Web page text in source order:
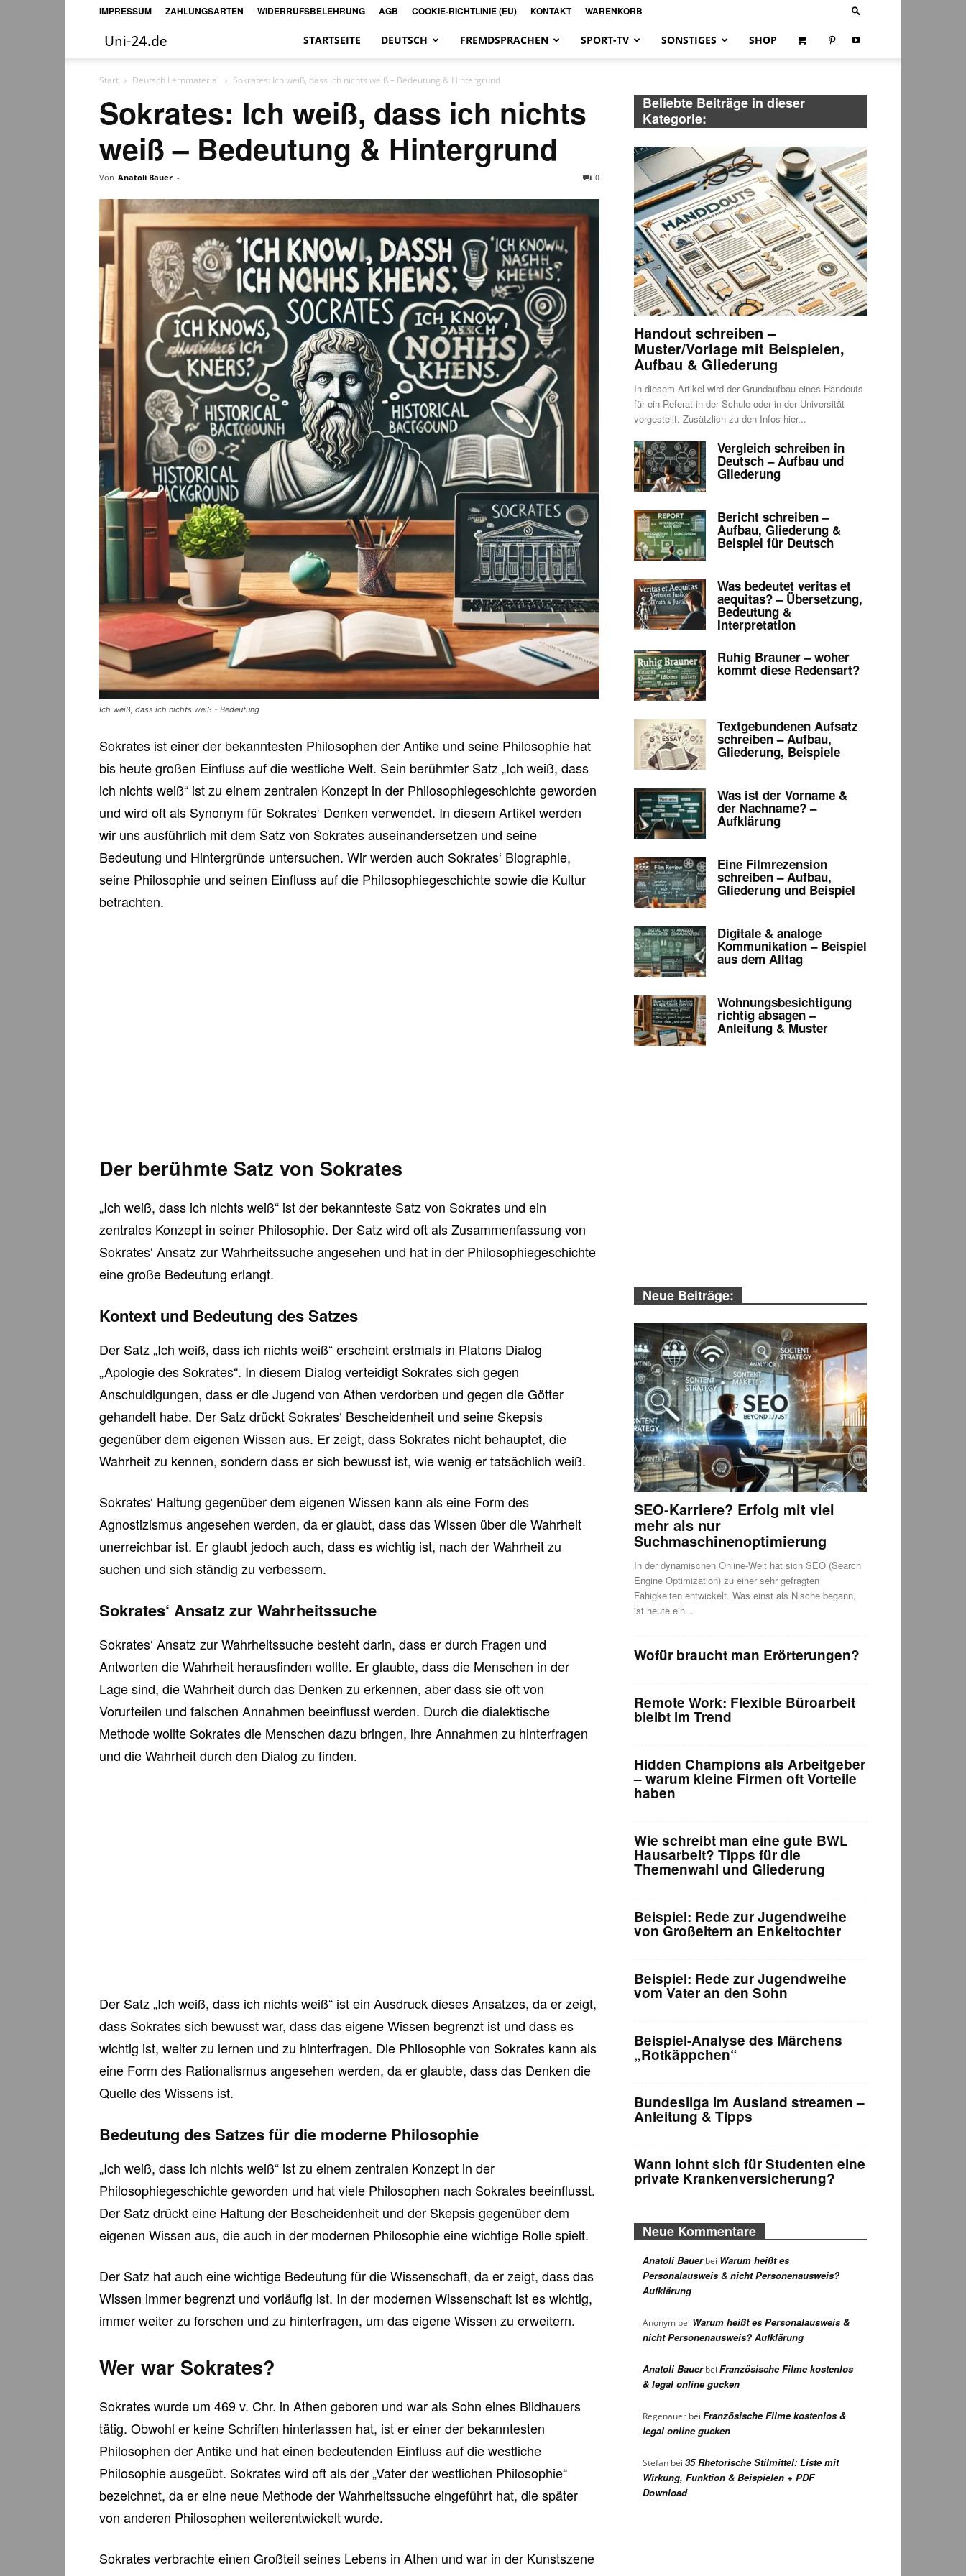
IMPRESSUM ZAHLUNGSARTEN WIDERRUFSBELEHRUNG AGB COOKIE-RICHTLINIE (EU) KONTAKT WARENKORB
STARTSEITE DEUTSCH FREMDSPRACHEN SPORT-TV SONSTIGES SHOP
Start Deutsch Lernmaterial Sokrates: Ich weiß, dass ich nichts weiß – Bedeutung & Hintergrund
Sokrates: Ich weiß, dass ich nichts
weiß – Bedeutung & Hintergrund
Von Anatoli Bauer - 0
Ich weiß, dass ich nichts weiß - Bedeutung
Sokrates ist einer der bekanntesten Philosophen der Antike und seine Philosophie hat
bis heute großen Einfluss auf die westliche Welt. Sein berühmter Satz „Ich weiß, dass
ich nichts weiß“ ist zu einem zentralen Konzept in der Philosophiegeschichte geworden
und wird oft als Synonym für Sokrates‘ Denken verwendet. In diesem Artikel werden
wir uns ausführlich mit dem Satz von Sokrates auseinandersetzen und seine
Bedeutung und Hintergründe untersuchen. Wir werden auch Sokrates‘ Biographie,
seine Philosophie und seinen Einfluss auf die Philosophiegeschichte sowie die Kultur
betrachten.
Der berühmte Satz von Sokrates
„Ich weiß, dass ich nichts weiß“ ist der bekannteste Satz von Sokrates und ein
zentrales Konzept in seiner Philosophie. Der Satz wird oft als Zusammenfassung von
Sokrates‘ Ansatz zur Wahrheitssuche angesehen und hat in der Philosophiegeschichte
eine große Bedeutung erlangt.
Kontext und Bedeutung des Satzes
Der Satz „Ich weiß, dass ich nichts weiß“ erscheint erstmals in Platons Dialog
„Apologie des Sokrates“. In diesem Dialog verteidigt Sokrates sich gegen
Anschuldigungen, dass er die Jugend von Athen verdorben und gegen die Götter
gehandelt habe. Der Satz drückt Sokrates‘ Bescheidenheit und seine Skepsis
gegenüber dem eigenen Wissen aus. Er zeigt, dass Sokrates nicht behauptet, die
Wahrheit zu kennen, sondern dass er sich bewusst ist, wie wenig er tatsächlich weiß.
Sokrates‘ Haltung gegenüber dem eigenen Wissen kann als eine Form des
Agnostizismus angesehen werden, da er glaubt, dass das Wissen über die Wahrheit
unerreichbar ist. Er glaubt jedoch auch, dass es wichtig ist, nach der Wahrheit zu
suchen und sich ständig zu verbessern.
Sokrates‘ Ansatz zur Wahrheitssuche
Sokrates‘ Ansatz zur Wahrheitssuche besteht darin, dass er durch Fragen und
Antworten die Wahrheit herausfinden wollte. Er glaubte, dass die Menschen in der
Lage sind, die Wahrheit durch das Denken zu erkennen, aber dass sie oft von
Vorurteilen und falschen Annahmen beeinflusst werden. Durch die dialektische
Methode wollte Sokrates die Menschen dazu bringen, ihre Annahmen zu hinterfragen
und die Wahrheit durch den Dialog zu finden.
Der Satz „Ich weiß, dass ich nichts weiß“ ist ein Ausdruck dieses Ansatzes, da er zeigt,
dass Sokrates sich bewusst war, dass das eigene Wissen begrenzt ist und dass es
wichtig ist, weiter zu lernen und zu hinterfragen. Die Philosophie von Sokrates kann als
eine Form des Rationalismus angesehen werden, da er glaubte, dass das Denken die
Quelle des Wissens ist.
Bedeutung des Satzes für die moderne Philosophie
„Ich weiß, dass ich nichts weiß“ ist zu einem zentralen Konzept in der
Philosophiegeschichte geworden und hat viele Philosophen nach Sokrates beeinflusst.
Der Satz drückt eine Haltung der Bescheidenheit und der Skepsis gegenüber dem
eigenen Wissen aus, die auch in der modernen Philosophie eine wichtige Rolle spielt.
Der Satz hat auch eine wichtige Bedeutung für die Wissenschaft, da er zeigt, dass das
Wissen immer begrenzt und vorläufig ist. In der modernen Wissenschaft ist es wichtig,
immer weiter zu forschen und zu hinterfragen, um das eigene Wissen zu erweitern.
Wer war Sokrates?
Sokrates wurde um 469 v. Chr. in Athen geboren und war als Sohn eines Bildhauers
tätig. Obwohl er keine Schriften hinterlassen hat, ist er einer der bekanntesten
Philosophen der Antike und hat einen bedeutenden Einfluss auf die westliche
Philosophie ausgeübt. Sokrates wird oft als der „Vater der westlichen Philosophie“
bezeichnet, da er eine neue Methode der Wahrheitssuche eingeführt hat, die später
von anderen Philosophen weiterentwickelt wurde.
Sokrates verbrachte einen Großteil seines Lebens in Athen und war in der Kunstszene
Beliebte Beiträge in dieser
Kategorie:
Handout schreiben –
Muster/Vorlage mit Beispielen,
Aufbau & Gliederung
In diesem Artikel wird der Grundaufbau eines Handouts
für ein Referat in der Schule oder in der Universität
vorgestellt. Zusätzlich zu den Infos hier...
Vergleich schreiben in
Deutsch – Aufbau und
Gliederung
Bericht schreiben –
Aufbau, Gliederung &
Beispiel für Deutsch
Was bedeutet veritas et
aequitas? – Übersetzung,
Bedeutung &
Interpretation
Ruhig Brauner – woher
kommt diese Redensart?
Textgebundenen Aufsatz
schreiben – Aufbau,
Gliederung, Beispiele
Was ist der Vorname &
der Nachname? –
Aufklärung
Eine Filmrezension
schreiben – Aufbau,
Gliederung und Beispiel
Digitale & analoge
Kommunikation – Beispiel
aus dem Alltag
Wohnungsbesichtigung
richtig absagen –
Anleitung & Muster
Neue Beiträge:
SEO-Karriere? Erfolg mit viel
mehr als nur
Suchmaschinenoptimierung
In der dynamischen Online-Welt hat sich SEO (Search
Engine Optimization) zu einer sehr gefragten
Fähigkeiten entwickelt. Was einst als Nische begann,
ist heute ein...
Wofür braucht man Erörterungen?
Remote Work: Flexible Büroarbeit
bleibt im Trend
Hidden Champions als Arbeitgeber
– warum kleine Firmen oft Vorteile
haben
Wie schreibt man eine gute BWL
Hausarbeit? Tipps für die
Themenwahl und Gliederung
Beispiel: Rede zur Jugendweihe
von Großeltern an Enkeltochter
Beispiel: Rede zur Jugendweihe
vom Vater an den Sohn
Beispiel-Analyse des Märchens
„Rotkäppchen“
Bundesliga im Ausland streamen –
Anleitung & Tipps
Wann lohnt sich für Studenten eine
private Krankenversicherung?
Neue Kommentare
Anatoli Bauerbei Warum heißt es
Personalausweis & nicht Personenausweis?
Aufklärung
Anonym bei Warum heißt es Personalausweis &
nicht Personenausweis? Aufklärung
Anatoli Bauerbei Französische Filme kostenlos
& legal online gucken
Regenauer bei Französische Filme kostenlos &
legal online gucken
Stefan bei 35 Rhetorische Stilmittel: Liste mit
Wirkung, Funktion & Beispielen + PDF
Download